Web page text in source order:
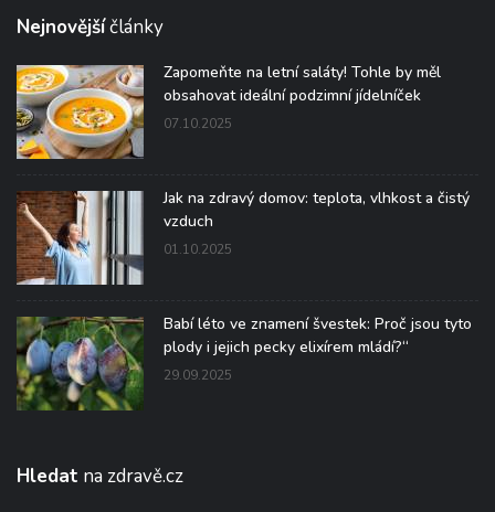
Nejnovějšíčlánky
Zapomeňte na letní saláty! Tohle by měl
obsahovat ideální podzimní jídelníček
07.10.2025
Jak na zdravý domov: teplota, vlhkost a čistý
vzduch
01.10.2025
Babí léto ve znamení švestek: Proč jsou tyto
plody i jejich pecky elixírem mládí?“
29.09.2025
Hledat na zdravě.cz